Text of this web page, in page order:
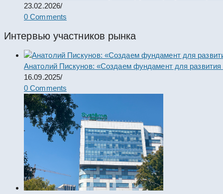
23.02.2026/
0 Comments
Интервью участников рынка
Анатолий Пискунов: «Создаем фундамент для развития
16.09.2025/
0 Comments